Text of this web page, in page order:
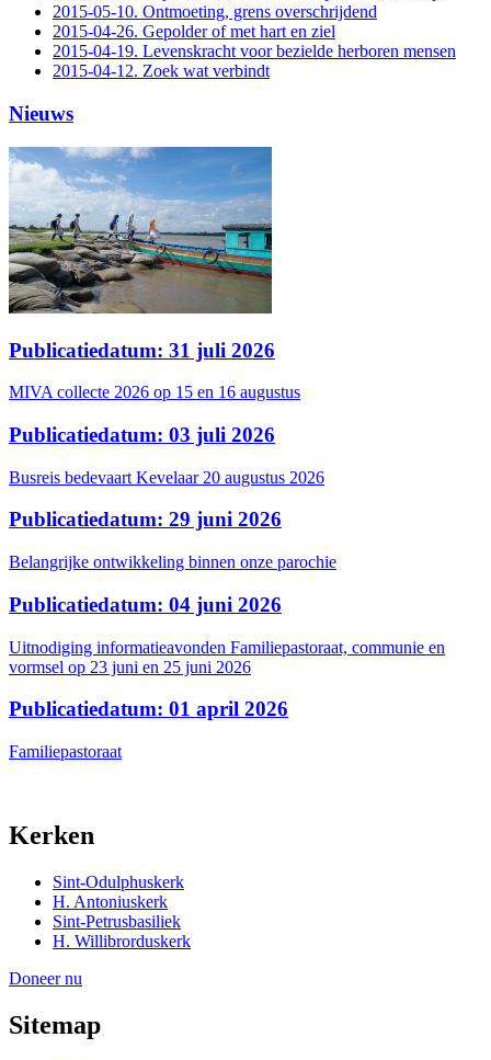
2015-05-10. Ontmoeting, grens overschrijdend
2015-04-26. Gepolder of met hart en ziel
2015-04-19. Levenskracht voor bezielde herboren mensen
2015-04-12. Zoek wat verbindt
Nieuws
Publicatiedatum: 31 juli 2026
MIVA collecte 2026 op 15 en 16 augustus
Publicatiedatum: 03 juli 2026
Busreis bedevaart Kevelaar 20 augustus 2026
Publicatiedatum: 29 juni 2026
Belangrijke ontwikkeling binnen onze parochie
Publicatiedatum: 04 juni 2026
Uitnodiging informatieavonden Familiepastoraat, communie en
vormsel op 23 juni en 25 juni 2026
Publicatiedatum: 01 april 2026
Familiepastoraat
Kerken
Sint-Odulphuskerk
H. Antoniuskerk
Sint-Petrusbasiliek
H. Willibrorduskerk
Doneer nu
Sitemap